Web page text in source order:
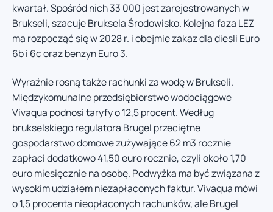
kwartał. Spośród nich 33 000 jest zarejestrowanych w
Brukseli, szacuje Bruksela Środowisko. Kolejna faza LEZ
ma rozpocząć się w 2028 r. i obejmie zakaz dla diesli Euro
6b i 6c oraz benzyn Euro 3.
Wyraźnie rosną także rachunki za wodę w Brukseli.
Międzykomunalne przedsiębiorstwo wodociągowe
Vivaqua podnosi taryfy o 12,5 procent. Według
brukselskiego regulatora Brugel przeciętne
gospodarstwo domowe zużywające 62 m3 rocznie
zapłaci dodatkowo 41,50 euro rocznie, czyli około 1,70
euro miesięcznie na osobę. Podwyżka ma być związana z
wysokim udziałem niezapłaconych faktur. Vivaqua mówi
o 1,5 procenta nieopłaconych rachunków, ale Brugel